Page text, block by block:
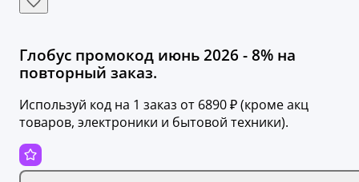
Глобус промокод июнь 2026 - 8% на
повторный заказ.
Используй код на 1 заказ от 6890 ₽ (кроме акц
товаров, электроники и бытовой техники).